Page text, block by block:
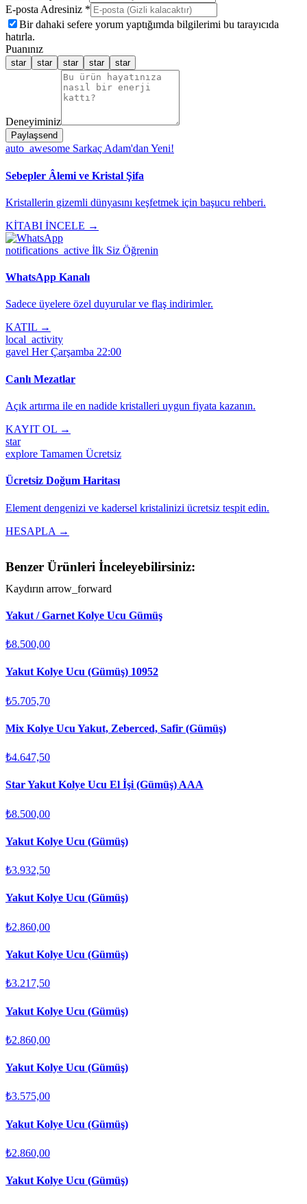
E-posta Adresiniz *
Bir dahaki sefere yorum yaptığımda bilgilerimi bu tarayıcıda
hatırla.
Puanınız
star star star star star
Deneyiminiz
Paylaşsend
auto_awesome Sarkaç Adam'dan Yeni!
Sebepler Âlemi ve Kristal Şifa
Kristallerin gizemli dünyasını keşfetmek için başucu rehberi.
KİTABI İNCELE →
notifications_active İlk Siz Öğrenin
WhatsApp Kanalı
Sadece üyelere özel duyurular ve flaş indirimler.
KATIL →
local_activity
gavel Her Çarşamba 22:00
Canlı Mezatlar
Açık artırma ile en nadide kristalleri uygun fiyata kazanın.
KAYIT OL →
star
explore Tamamen Ücretsiz
Ücretsiz Doğum Haritası
Element dengenizi ve kadersel kristalinizi ücretsiz tespit edin.
HESAPLA →
Benzer Ürünleri İnceleyebilirsiniz:
Kaydırın arrow_forward
Yakut / Garnet Kolye Ucu Gümüş
₺8.500,00
Yakut Kolye Ucu (Gümüş) 10952
₺5.705,70
Mix Kolye Ucu Yakut, Zeberced, Safir (Gümüş)
₺4.647,50
Star Yakut Kolye Ucu El İşi (Gümüş) AAA
₺8.500,00
Yakut Kolye Ucu (Gümüş)
₺3.932,50
Yakut Kolye Ucu (Gümüş)
₺2.860,00
Yakut Kolye Ucu (Gümüş)
₺3.217,50
Yakut Kolye Ucu (Gümüş)
₺2.860,00
Yakut Kolye Ucu (Gümüş)
₺3.575,00
Yakut Kolye Ucu (Gümüş)
₺2.860,00
Yakut Kolye Ucu (Gümüş)